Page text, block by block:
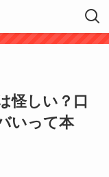
怪しい？口
いって本